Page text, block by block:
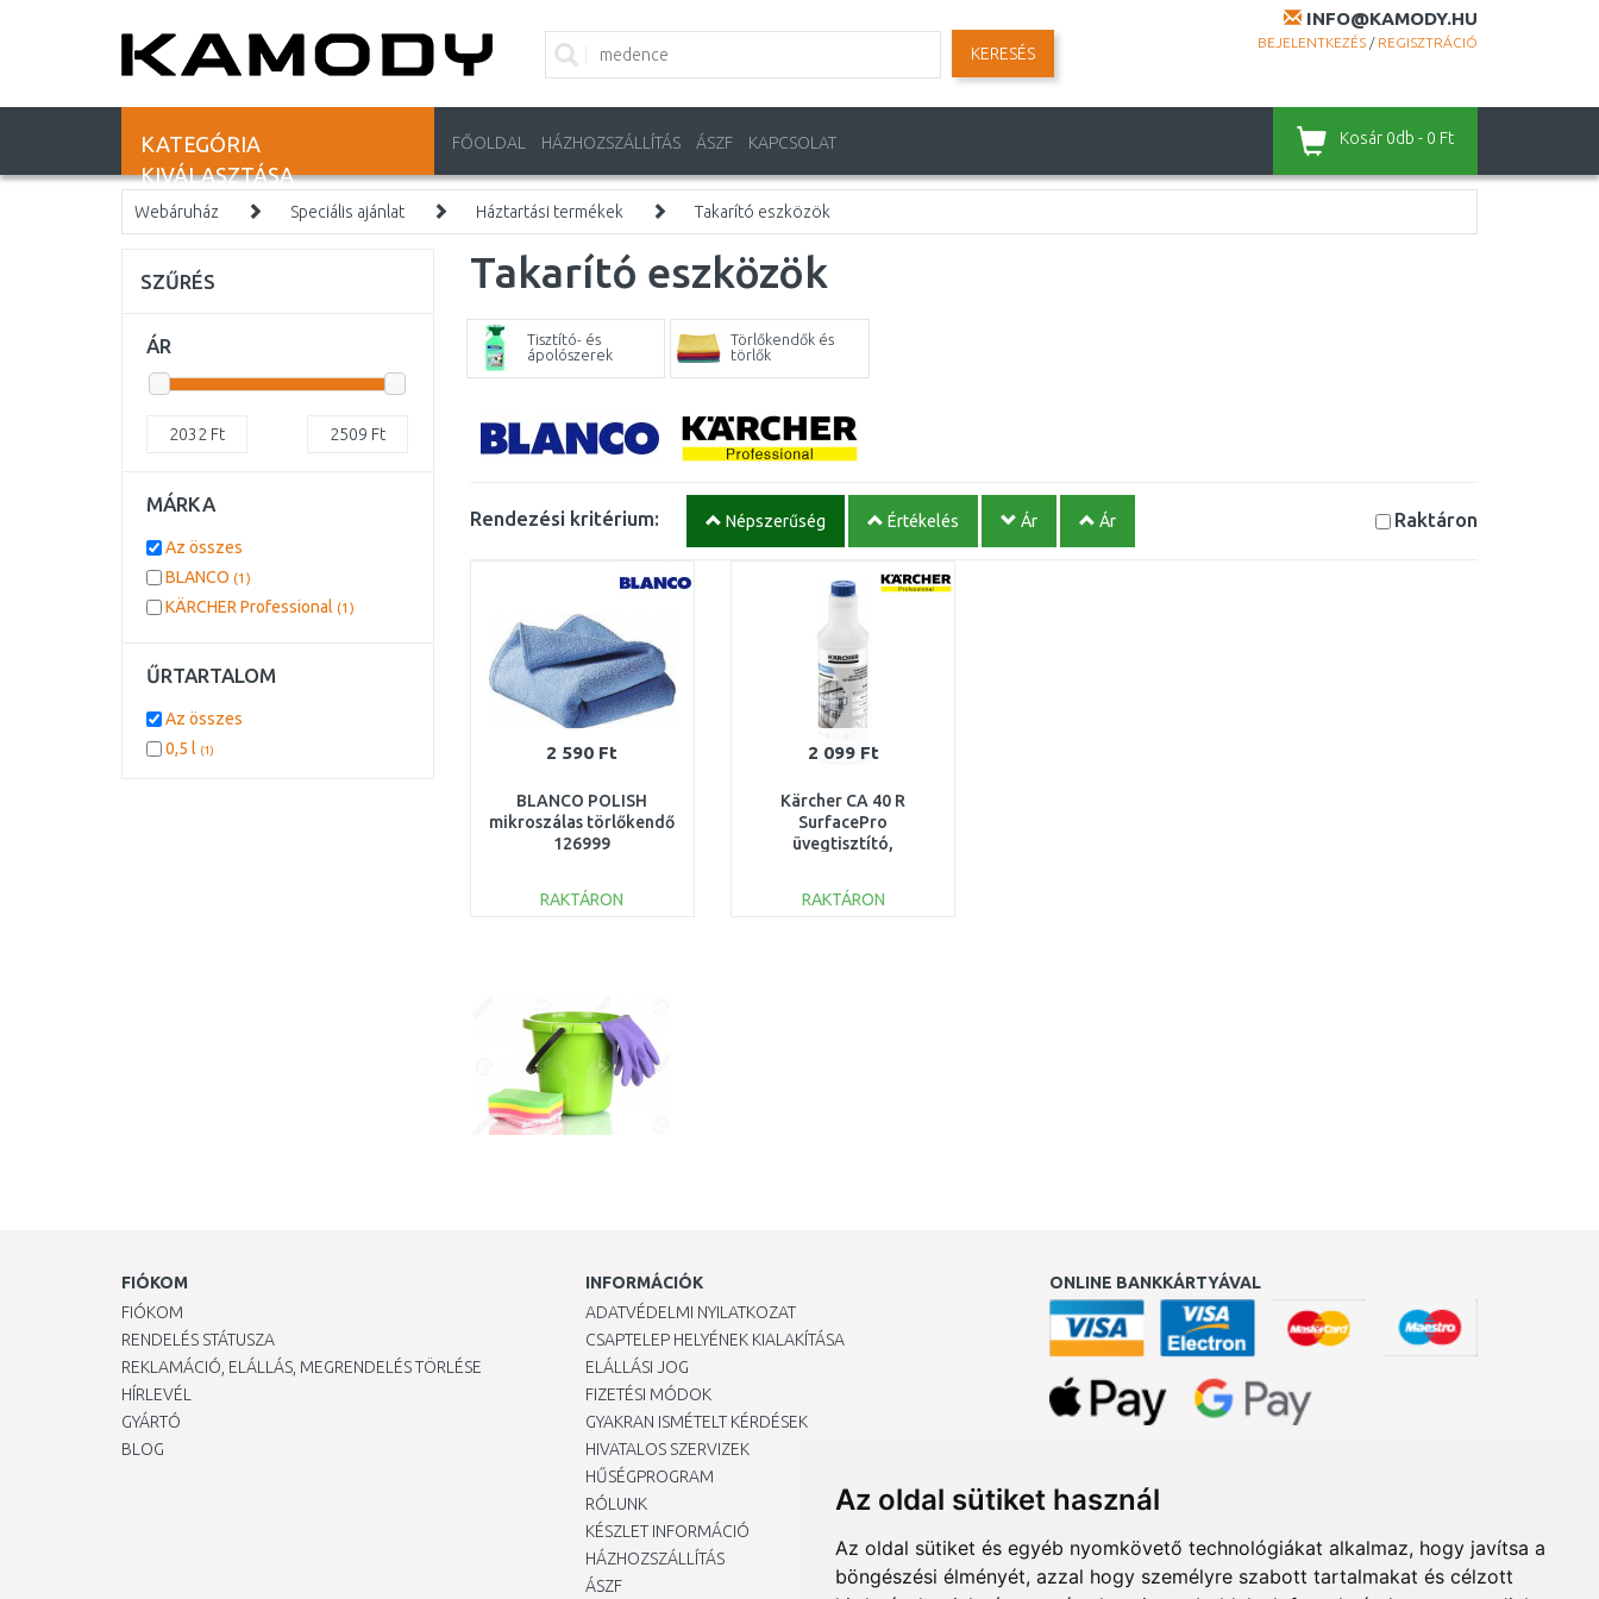
Az oldal sütiket használ
Az oldal sütiket és egyéb nyomkövető technológiákat alkalmaz, hogy javítsa a
böngészési élményét, azzal hogy személyre szabott tartalmakat és célzott
INFO@KAMODY.HU
BEJELENTKEZÉS / REGISZTRÁCIÓ
KERESÉS
KATEGÓRIA
KIVÁLASZTÁSA
FŐOLDAL HÁZHOZSZÁLLÍTÁS ÁSZF KAPCSOLAT Kosár 0db - 0 Ft
Webáruház Speciális ajánlat Háztartási termékek Takarító eszközök
Takarító eszközök
Tisztító- és
ápolószerek
Törlőkendők és
törlők
Rendezési kritérium: Népszerűség Értékelés Ár Ár Raktáron
2 590 Ft
BLANCO POLISH
mikroszálas törlőkendő
126999
RAKTÁRON
2 099 Ft
Kärcher CA 40 R
SurfacePro
üvegtisztító,
6.295-687.0
RAKTÁRON
SZŰRÉS
ÁR
2032 Ft 2509 Ft
MÁRKA
Az összes
BLANCO (1)
KÄRCHER Professional (1)
ŰRTARTALOM
Az összes
0,5 l (1)
FIÓKOM
FIÓKOM
RENDELÉS STÁTUSZA
REKLAMÁCIÓ, ELÁLLÁS, MEGRENDELÉS TÖRLÉSE
HÍRLEVÉL
GYÁRTÓ
BLOG
INFORMÁCIÓK
ADATVÉDELMI NYILATKOZAT
CSAPTELEP HELYÉNEK KIALAKÍTÁSA
ELÁLLÁSI JOG
FIZETÉSI MÓDOK
GYAKRAN ISMÉTELT KÉRDÉSEK
HIVATALOS SZERVIZEK
HŰSÉGPROGRAM
RÓLUNK
KÉSZLET INFORMÁCIÓ
HÁZHOZSZÁLLÍTÁS
ÁSZF
ONLINE BANKKÁRTYÁVAL